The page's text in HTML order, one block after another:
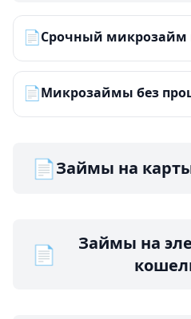
📄
📄
📄Займы на
📄
Займы на